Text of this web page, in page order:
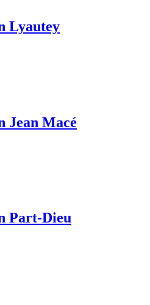
Lyautey
Jean Macé
Part-Dieu